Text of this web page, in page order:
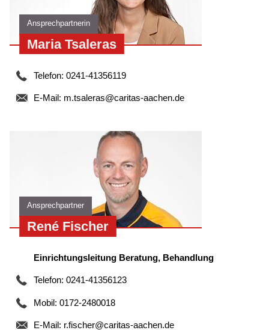
Ansprechpartnerin
Maria Tsaleras
Telefon: 0241-41356119
E-Mail: m.tsaleras@caritas-aachen.de
Ansprechpartner
René Fischer
Einrichtungsleitung Beratung, Behandlung
Telefon: 0241-41356123
Mobil: 0172-2480018
E-Mail: r.fischer@caritas-aachen.de